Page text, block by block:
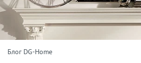
Блог DG-Home